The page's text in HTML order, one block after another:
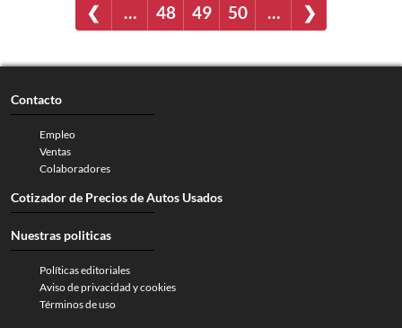
❮ … 48 49 50 … ❯
Contacto
Empleo
Ventas
Colaboradores
Cotizador de Precios de Autos Usados
Nuestras politicas
Políticas editoriales
Aviso de privacidad y cookies
Términos de uso